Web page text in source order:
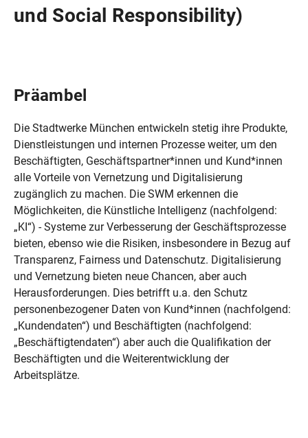
und Social Responsibility)
Präambel
Die Stadtwerke München entwickeln stetig ihre Produkte,
Dienstleistungen und internen Prozesse weiter, um den
Beschäftigten, Geschäftspartner*innen und Kund*innen
alle Vorteile von Vernetzung und Digitalisierung
zugänglich zu machen. Die SWM erkennen die
Möglichkeiten, die KünstIiche Intelligenz (nachfolgend:
„KI“) - Systeme zur Verbesserung der Geschäftsprozesse
bieten, ebenso wie die Risiken, insbesondere in Bezug auf
Transparenz, Fairness und Datenschutz. Digitalisierung
und Vernetzung bieten neue Chancen, aber auch
Herausforderungen. Dies betrifft u.a. den Schutz
personenbezogener Daten von Kund*innen (nachfolgend:
„Kundendaten“) und Beschäftigten (nachfolgend:
„Beschäftigtendaten“) aber auch die Qualifikation der
Beschäftigten und die Weiterentwicklung der
Arbeitsplätze.